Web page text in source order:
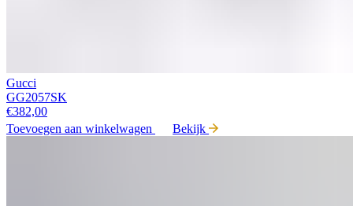
Gucci
GG2057SK
€382,00
Toevoegen aan winkelwagen
Bekijk